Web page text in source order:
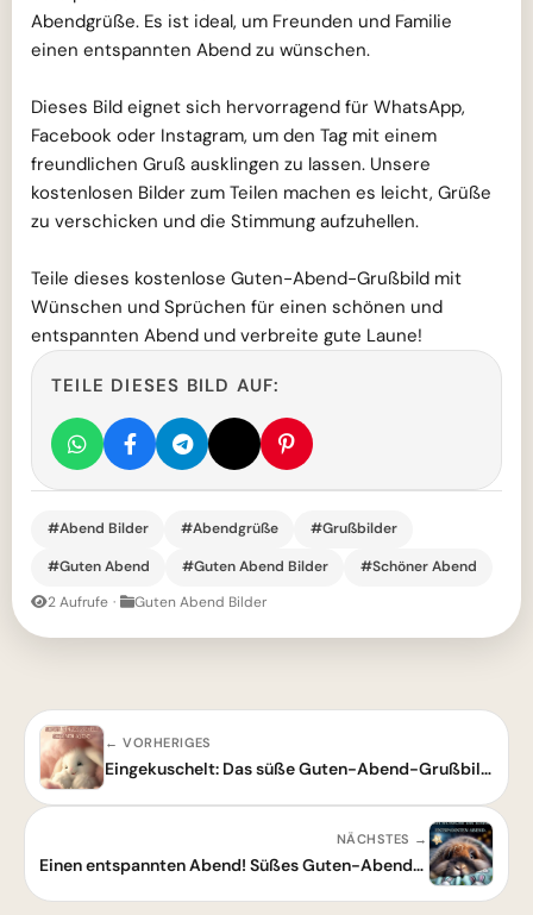
Abendgrüße. Es ist ideal, um Freunden und Familie
einen entspannten Abend zu wünschen.
Dieses Bild eignet sich hervorragend für WhatsApp,
Facebook oder Instagram, um den Tag mit einem
freundlichen Gruß ausklingen zu lassen. Unsere
kostenlosen Bilder zum Teilen machen es leicht, Grüße
zu verschicken und die Stimmung aufzuhellen.
Teile dieses kostenlose Guten-Abend-Grußbild mit
Wünschen und Sprüchen für einen schönen und
entspannten Abend und verbreite gute Laune!
TEILE DIESES BILD AUF:
#Abend Bilder #Abendgrüße
#Grußbilder
#Guten Abend
#Guten Abend Bilder
#Schöner Abend
2 Aufrufe · Guten Abend Bilder
← VORHERIGES
Eingekuschelt: Das süße Guten-Abend-Grußbild für einen schönen Abend
NÄCHSTES →
Einen entspannten Abend! Süßes Guten-Abend-Grußbild zum Teilen